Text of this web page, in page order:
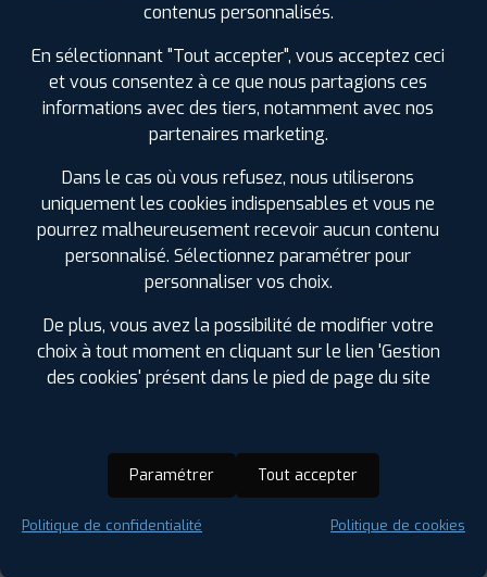
Saison :
4 Saisons
contenus personnalisés.
En sélectionnant "Tout accepter", vous acceptez ceci
et vous consentez à ce que nous partagions ces
informations avec des tiers, notamment avec nos
partenaires marketing.
Dans le cas où vous refusez, nous utiliserons
uniquement les cookies indispensables et vous ne
pourrez malheureusement recevoir aucun contenu
personnalisé. Sélectionnez paramétrer pour
personnaliser vos choix.
De plus, vous avez la possibilité de modifier votre
choix à tout moment en cliquant sur le lien 'Gestion
des cookies' présent dans le pied de page du site
Paramétrer Tout accepter
Politique de confidentialité Politique de cookies